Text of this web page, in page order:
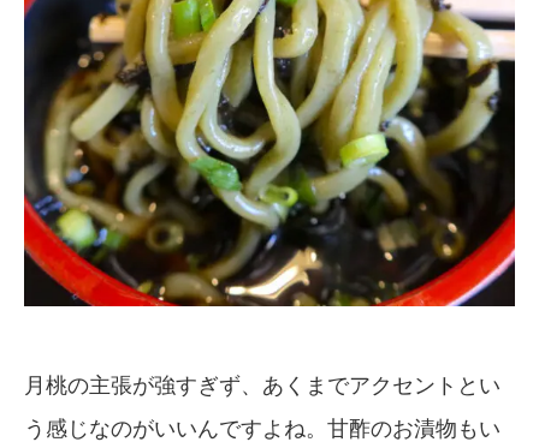
月桃の主張が強すぎず、あくまでアクセントとい
う感じなのがいいんですよね。甘酢のお漬物もい